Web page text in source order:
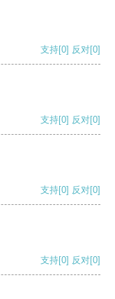
支持[0] 反对[0]
支持[0] 反对[0]
支持[0] 反对[0]
支持[0] 反对[0]